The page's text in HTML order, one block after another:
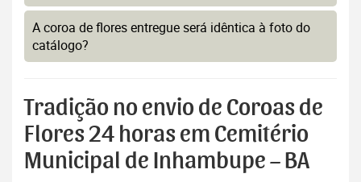
A coroa de flores entregue será idêntica à foto do
catálogo?
Tradição no envio de Coroas de
Flores 24 horas em Cemitério
Municipal de Inhambupe – BA